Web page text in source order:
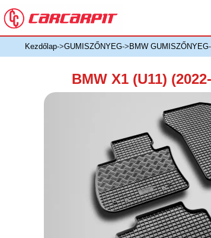
Kezdőlap->GUMISZŐNYEG-> BMW GUMISZŐNYEG
BMW X1 (U11)